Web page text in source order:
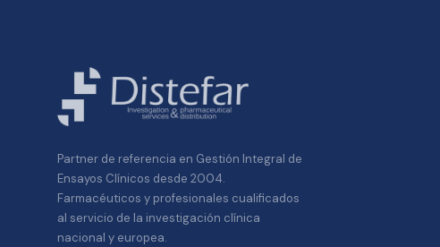
Partner de referencia en Gestión Integral de
Ensayos Clínicos desde 2004.
Farmacéuticos y profesionales cualificados
al servicio de la investigación clínica
nacional y europea.